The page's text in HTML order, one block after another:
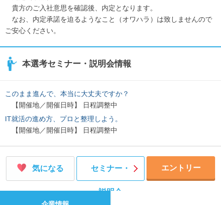
貴方のご入社意思を確認後、内定となります。
なお、内定承諾を迫るようなこと（オワハラ）は致しませんので
ご安心ください。
本選考セミナー・説明会情報
このまま進んで、本当に大丈夫ですか？
【開催地／開催日時】 日程調整中
IT就活の進め方、プロと整理しよう。
【開催地／開催日時】 日程調整中
気になる セミナー・
説明会
エントリー